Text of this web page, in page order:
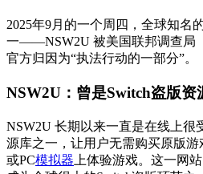
2025年9月的一个周四，全球知名
一——NSW2U 被美国联邦调查局
官方归因为“执法行动的一部分”。
NSW2U：曾是Switch盗版资
NSW2U 长期以来一直是在线上很
源库之一，让用户无需购买原版游
或PC模拟器 上体验游戏。这一网